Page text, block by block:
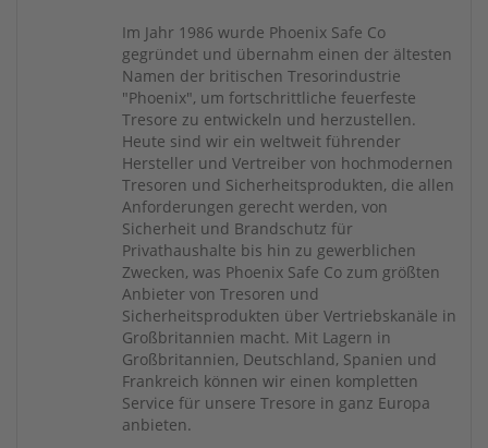
Im Jahr 1986 wurde Phoenix Safe Co
gegründet und übernahm einen der ältesten
Namen der britischen Tresorindustrie
"Phoenix", um fortschrittliche feuerfeste
Tresore zu entwickeln und herzustellen.
Heute sind wir ein weltweit führender
Hersteller und Vertreiber von hochmodernen
Tresoren und Sicherheitsprodukten, die allen
Anforderungen gerecht werden, von
Sicherheit und Brandschutz für
Privathaushalte bis hin zu gewerblichen
Zwecken, was Phoenix Safe Co zum größten
Anbieter von Tresoren und
Sicherheitsprodukten über Vertriebskanäle in
Großbritannien macht. Mit Lagern in
Großbritannien, Deutschland, Spanien und
Frankreich können wir einen kompletten
Service für unsere Tresore in ganz Europa
anbieten.